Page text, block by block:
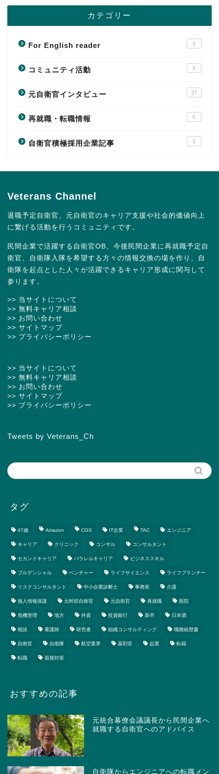
カテゴリー
For English reader 2
コミュニティ活動 6
元自衛官インタビュー 37
再就職・転職情報 5
自衛官積極採用企業記事 2
Veterans Channel
退職予定自衛官、元自衛官のキャリア支援や社会的価値向上
に繋げる活動を行うコミュニティです。
民間企業で活躍する自衛官OB、今後民間企業に再就職予定自
衛官、自衛隊入隊を希望する方々の情報交換の場を作り、自
衛隊を起点とした人々が活躍できるキャリア形成に関与して
参ります。
>> 当サイトについて
>> 無料キャリア相談
>> お問い合わせ
>> サイトマップ
>> プライバシーポリシー
>> 当サイトについて
>> 無料キャリア相談
>> お問い合わせ
>> サイトマップ
>> プライバシーポリシー
Tweets by Veterans_Ch
タグ
47歳 Amazon CGS IT企業 TAC エンジニア
キャリア クリニック コンサル コンサルタント
セカンドキャリア パラレルキャリア ビジネススキル
プルデンシャル ベンチャー ライフサイエンス ライフプランナー
リスクコンサルタント 中小企業診断士 事務長 介護
個人情報保護 元幹部自衛官 元自衛官 再就職 医院
危機管理 地方 外資 投資銀行 新卒 日本酒
相談 看護師 研究者 組織コンサルティング 職務経歴書
自衛官 自衛隊 航空業界 薬剤官 起業 転籍
転職 面接対策
おすすめの記事
元統合幕僚会議議長から民間企業へ
就職する自衛官へのアドバイス
自衛隊からエンジニアへの転職メン